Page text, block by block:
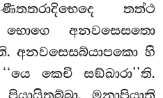
තත්ථ
භොගෙ අනවසෙසතො
අනවසෙසබ්යාපකො හි
කෙචි සඞ්ඛාරා’’ති.